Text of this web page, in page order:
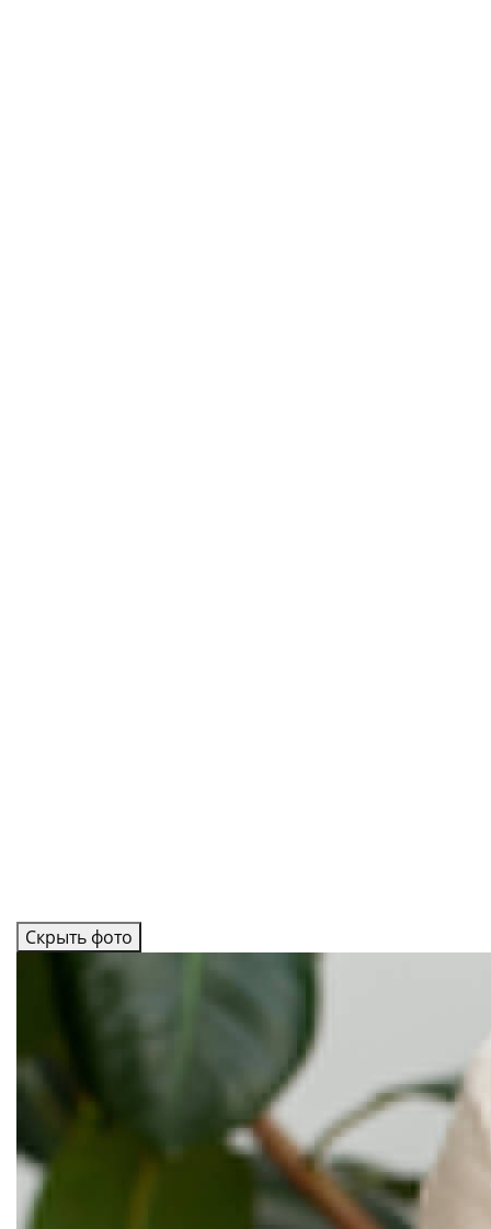
Скрыть фото